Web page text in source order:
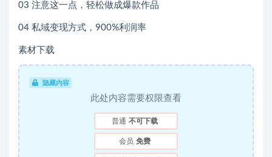
03 注意这一点，轻松做成爆款作品
04 私域变现方式，900%利润率
素材下载
隐藏内容
此处内容需要权限查看
普通 不可下载
会员 免费